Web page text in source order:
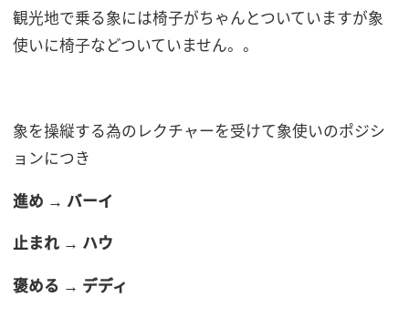
観光地で乗る象には椅子がちゃんとついていますが象
使いに椅子などついていません。。
象を操縦する為のレクチャーを受けて象使いのポジシ
ョンにつき
進め → バーイ
止まれ → ハウ
褒める → デディ